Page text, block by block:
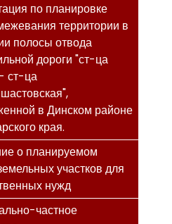
по планировке
территории в
полосы отвода
дороги "ст-ца
ст-ца
в Динском районе
края.
о планируемом
участков для
нужд
частное